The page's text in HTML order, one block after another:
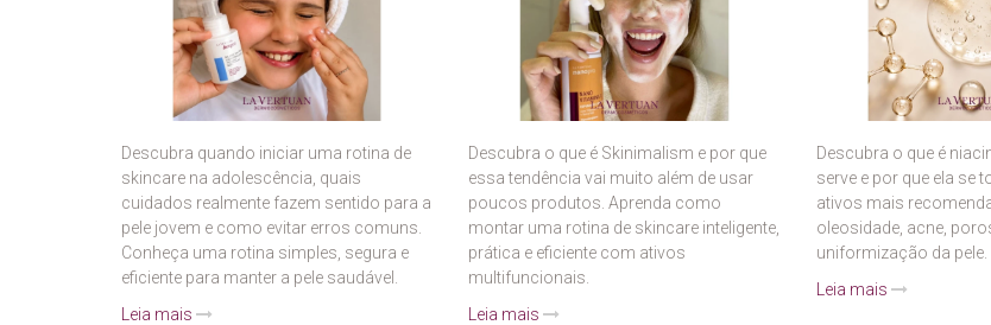
Descubra quando iniciar uma rotina de
skincare na adolescência, quais
cuidados realmente fazem sentido para a
pele jovem e como evitar erros comuns.
Conheça uma rotina simples, segura e
eficiente para manter a pele saudável.
Leia mais
Descubra o que é Skinimalism e por que
essa tendência vai muito além de usar
poucos produtos. Aprenda como
montar uma rotina de skincare inteligente,
prática e eficiente com ativos
multifuncionais.
Leia mais
Descubra o que é
serve e por que ela se
ativos mais
oleosidade, acne,
uniformização da pele.
Leia mais